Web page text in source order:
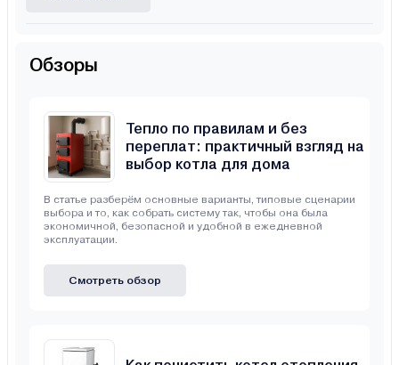
Обзоры
Тепло по правилам и без
переплат: практичный взгляд на
выбор котла для дома
В статье разберём основные варианты, типовые сценарии
выбора и то, как собрать систему так, чтобы она была
экономичной, безопасной и удобной в ежедневной
эксплуатации.
Смотреть обзор